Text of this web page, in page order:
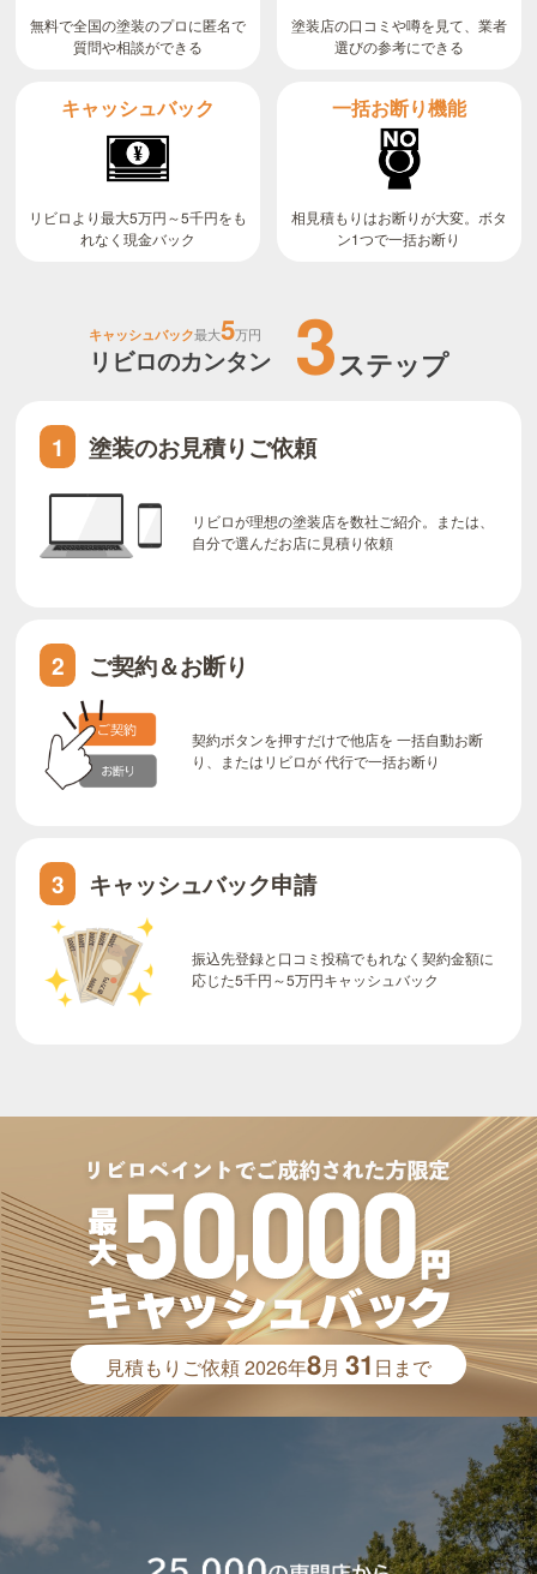
無料で全国の塗装のプロに匿名で
質問や相談ができる
塗装店の口コミや噂を見て、業者
選びの参考にできる
キャッシュバック
リビロより最大5万円～5千円をも
れなく現金バック
一括お断り機能
相見積もりはお断りが大変。ボタ
ン1つで一括お断り
キャッシュバック最大5万円
リビロのカンタン 3ステップ
1 塗装のお見積りご依頼
リビロが理想の塗装店を数社ご紹介。または、
自分で選んだお店に見積り依頼
2 ご契約＆お断り
契約ボタンを押すだけで他店を 一括自動お断
り、またはリビロが 代行で一括お断り
3 キャッシュバック申請
振込先登録と口コミ投稿でもれなく契約金額に
応じた5千円～5万円キャッシュバック
見積もりご依頼2026年8月31 日まで